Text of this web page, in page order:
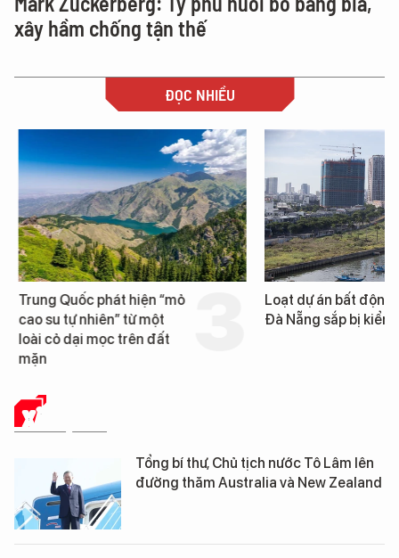
xây hầm chống tận thế
ĐỌC NHIỀU
Trung Quốc phát hiện “mỏ
cao su tự nhiên” từ một
loài cỏ dại mọc trên đất
mặn
Loạt dự án bất động
Đà Nẵng sắp bị kiểm
XÃ HỘI SỐ
Tổng bí thư, Chủ tịch nước Tô Lâm lên
đường thăm Australia và New Zealand